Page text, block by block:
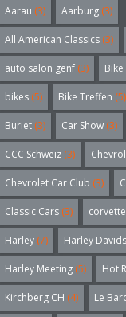
Aarau (3) Aarburg (3)
All American Classics (3)
auto salon genf (3)
bikes (5) Bike Treffen (5)
Buriet (3) Car Show (3)
CCC Schweiz (3)
Chevrolet Car Club (3)
Classic Cars (3) corvette
Harley (7) Harley
Harley Meeting (5) Hot
Kirchberg CH (4) Le